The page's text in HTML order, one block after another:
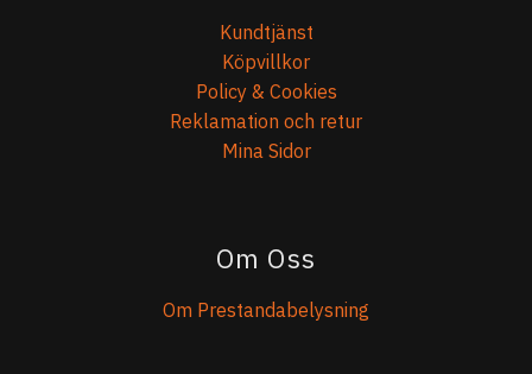
Kundtjänst
Köpvillkor
Policy & Cookies
Reklamation och retur
Mina Sidor
Om Oss
Om Prestandabelysning